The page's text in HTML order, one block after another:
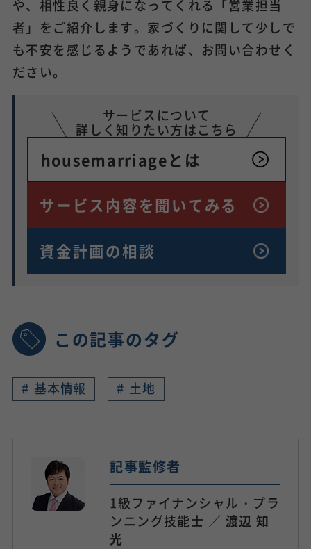
や、相性良く親身になってくれる「営業担当
者」をご紹介します。家づくりに関して少しで
も不安を感じるようであれば、お問い合わせく
ださい。
サービスについて
詳しく知りたい方はこちら
housemarriageとは
サービス内容を聞いてみる
資金計画の相談
この記事のタグ
# 基本情報 # 土地
記事監修者
1級ファイナンシャル・プラ
ンニング技能士 ／ 渡辺 知
光